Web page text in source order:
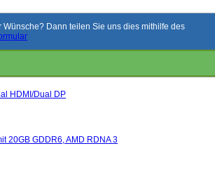
Dann teilen Sie uns dies mithilfe des
HDMI/Dual DP
20GB GDDR6, AMD RDNA 3